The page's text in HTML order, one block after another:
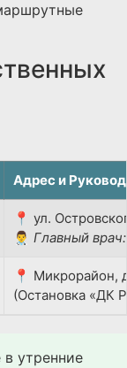
Адрес и
📍 ул.
👨‍⚕️ Главный врач:
📍 Микрорайон,
(Остановка «ДК
утренние